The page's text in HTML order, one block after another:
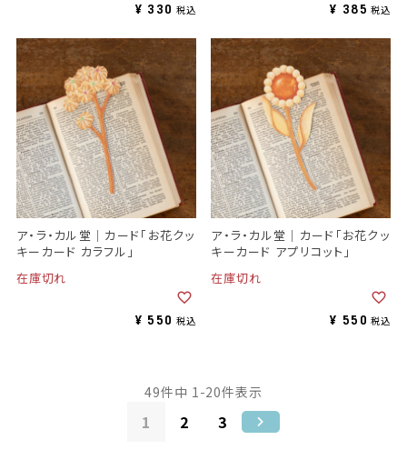
¥ 330 税込 ¥ 385 税込
ア・ラ・カル堂｜カード「お花クッ
キーカード カラフル」
在庫切れ
¥ 550 税込
ア・ラ・カル堂｜カード「お花クッ
キーカード アプリコット」
在庫切れ
¥ 550 税込
49件中 1 -20件表示
1 2 3